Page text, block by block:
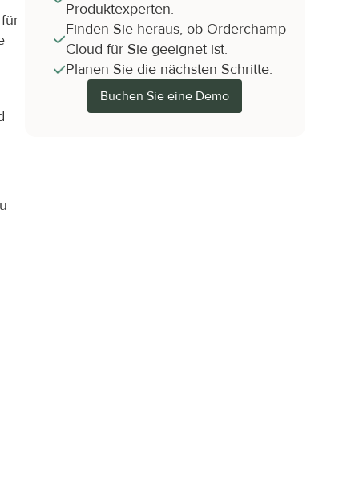
Produktexperten.
Finden Sie heraus, ob Orderchamp
Cloud für Sie geeignet ist.
Planen Sie die nächsten Schritte.
Buchen Sie eine Demo